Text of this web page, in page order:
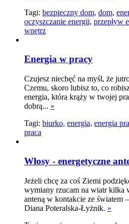
Tagi: bezpieczny dom, dom,
oczyszczanie energii, przepływ
wnętrz
Energia w pracy
Czujesz niechęć na myśl, że
Czemu, skoro lubisz to, co
energia, która krąży w twojej
dobrą... »
Tagi: biurko, energia, energia
praca
Włosy - energetyczne
Jeżeli chcę za coś Ziemi
wymiany rzucam na wiatr kilka
anteną w kontakcie ze światem
Diana Poteralska-Łyżnik. »